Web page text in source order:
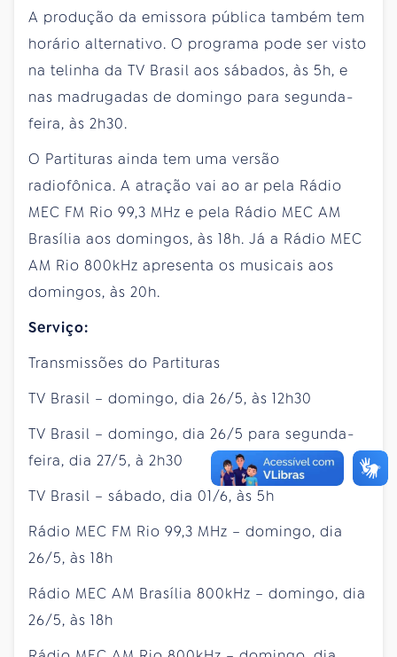
A produção da emissora pública também tem
horário alternativo. O programa pode ser visto
na telinha da TV Brasil aos sábados, às 5h, e
nas madrugadas de domingo para segunda-
feira, às 2h30.
O Partituras ainda tem uma versão
radiofônica. A atração vai ao ar pela Rádio
MEC FM Rio 99,3 MHz e pela Rádio MEC AM
Brasília aos domingos, às 18h. Já a Rádio MEC
AM Rio 800kHz apresenta os musicais aos
domingos, às 20h.
Serviço:
Transmissões do Partituras
TV Brasil – domingo, dia 26/5, às 12h30
TV Brasil – domingo, dia 26/5 para segunda-
feira, dia 27/5, à 2h30
TV Brasil – sábado, dia 01/6, às 5h
Rádio MEC FM Rio 99,3 MHz – domingo, dia
26/5, às 18h
Rádio MEC AM Brasília 800kHz – domingo, dia
26/5, às 18h